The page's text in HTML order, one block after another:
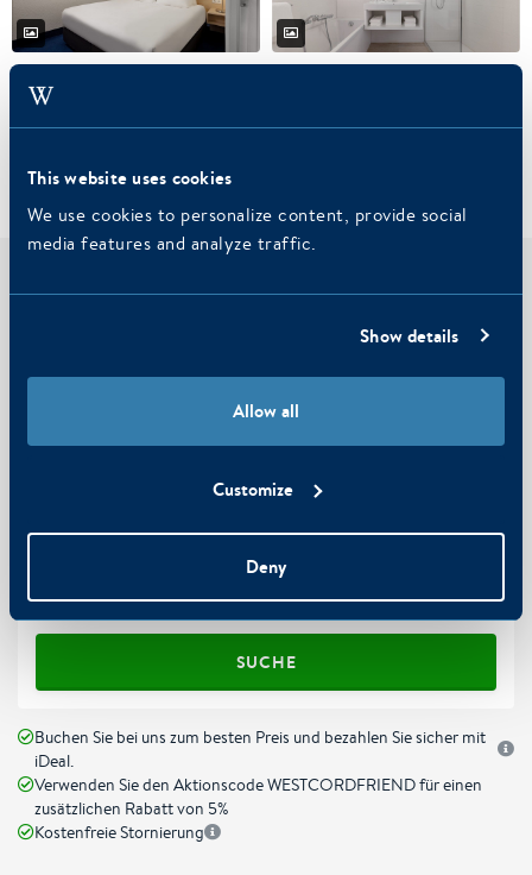
This website uses cookies
We use cookies to personalize content, provide social
media features and analyze traffic.
Show details
Allow all
Customize
Deny
Jetzt Zimmer buchen
2Erwachsene
SUCHE
Buchen Sie bei uns zum besten Preis und bezahlen Sie sicher mit
iDeal.
Verwenden Sie den Aktionscode WESTCORDFRIEND für einen
zusätzlichen Rabatt von 5%
Kostenfreie Stornierung